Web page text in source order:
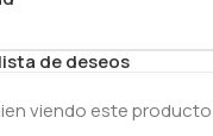
de deseos
viendo este